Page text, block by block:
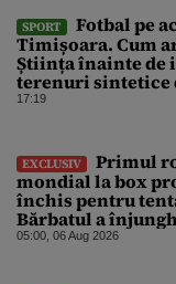
SPORT
Fotbal pe
Timișoara. Cum
Știința înainte de
terenuri sintetice
tribunei
17:19
EXCLUSIV
Primul
mondial la box
închis pentru
Bărbatul a
interlop periculos
05:00, 06 Aug 2026